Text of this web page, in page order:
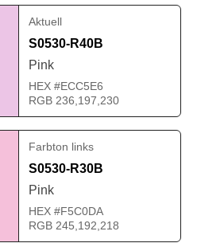
Aktuell
S0530-R40B
Pink
HEX #ECC5E6
RGB 236,197,230
Farbton links
S0530-R30B
Pink
HEX #F5C0DA
RGB 245,192,218